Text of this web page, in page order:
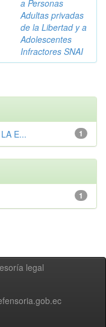
a Personas
Adultas privadas
de la Libertad y a
Adolescentes
Infractores SNAI
1
E...
1
legal